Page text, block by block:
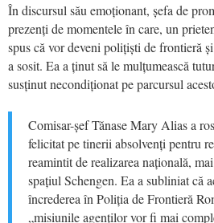
În discursul său emoționant, șefa de
prezenți de momentele în care, un
spus că vor deveni polițiști de frontieră
a sosit. Ea a ținut să le mulțumească
susținut necondiționat pe parcursul
Comisar-șef Tănase Mary Alias a
felicitat pe tinerii absolvenți pentru
reamintit de realizarea națională,
spațiul Schengen. Ea a subliniat că
încrederea în Poliția de Frontieră
„misiunile agenților vor fi mai